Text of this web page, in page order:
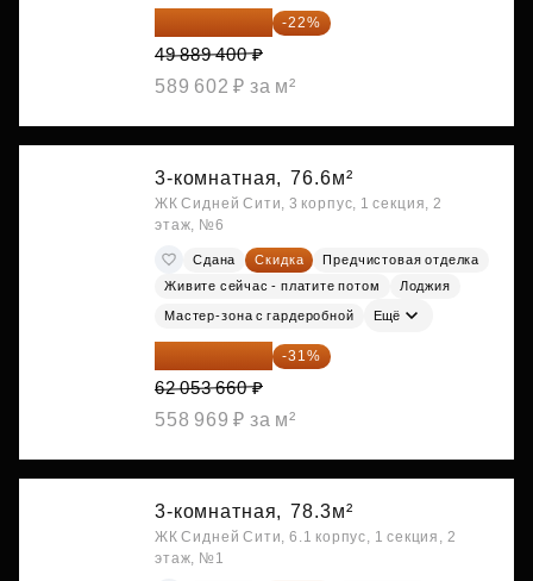
38 913 732 ₽ -22%
49 889 400 ₽
589 602 ₽ за м²
3-комнатная, 76.6м²
ЖК Сидней Сити, 3 корпус, 1 секция, 2
этаж, №6
Сдана Скидка
Предчистовая отделка
Живите сейчас - платите потом
Лоджия
Мастер-зона с гардеробной Ещё
42 817 025 ₽ -31%
62 053 660 ₽
558 969 ₽ за м²
3-комнатная, 78.3м²
ЖК Сидней Сити, 6.1 корпус, 1 секция, 2
этаж, №1